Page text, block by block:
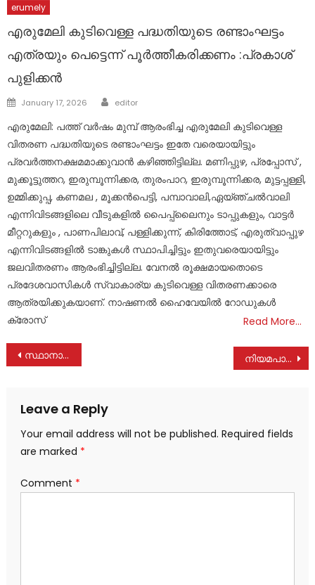
erumely
എരുമേലി കുടിവെള്ള പദ്ധതിയുടെ രണ്ടാംഘട്ടം
എത്രയും പെട്ടെന്ന് പൂർത്തീകരിക്കണം :പ്രകാശ്
പുളിക്കൻ
Posted
January 17, 2026 Author
editor
എരുമേലി: പത്ത് വർഷം മുമ്പ് ആരംഭിച്ച എരുമേലി കുടിവെള്ള
വിതരണ പദ്ധതിയുടെ രണ്ടാംഘട്ടം ഇതേ വരെയായിട്ടും
പ്രവർത്തനക്ഷമമാക്കുവാൻ കഴിഞ്ഞിട്ടില്ല. മണിപ്പുഴ, പ്രപ്പോസ് ,
മുക്കൂട്ടുത്തറ, ഇരുമ്പൂന്നിക്കര, തുരംപാറ, ഇരുമ്പൂന്നിക്കര, മുട്ടപ്പള്ളി,
ഉമ്മിക്കുപ്പ, കണമല , മൂക്കൻപെട്ടി, പമ്പാവാലി,ഏയ്ഞ്ചൽവാലി
എന്നിവിടങ്ങളിലെ വീടുകളിൽ പൈപ്പ്ലൈനും ടാപ്പുകളും, വാട്ടർ
മീറ്ററുകളും , പാണപിലാവ്, പള്ളിക്കുന്ന്, കിരിത്തോട്, എരുത്വാപ്പുഴ
എന്നിവിടങ്ങളിൽ ടാങ്കുകൾ സ്ഥാപിച്ചിട്ടും ഇതുവരെയായിട്ടും
ജലവിതരണം ആരംഭിച്ചിട്ടില്ല. വേനൽ രൂക്ഷമായതൊടെ
പ്രദേശവാസികൾ സ്വാകാര്യ കുടിവെള്ള വിതരണക്കാരെ
ആത്രയിക്കുകയാണ്. നാഷണൽ ഹൈവേയിൽ റോഡുകൾ
ക്രോസ്
Read More…
Post
സ്ഥാനാർഥികളുടെ ചെലവ്; കണക്ക് പരിശോധന തുടങ്ങി നിയമപാലകരുടെ പേരിൽ തട്ടിപ്പ് ; ജാഗ്രത നിർദേശവുമായി കേരളാ പോലീസ്
Leave a Reply
Your email address will not be published. Required fields
are marked *
Comment *